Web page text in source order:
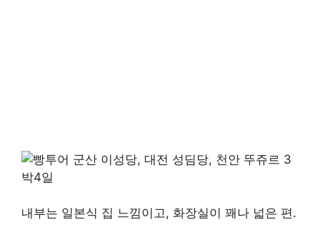
내부는 일본식 집 느낌이고, 화장실이 꽤나 넓은 편.